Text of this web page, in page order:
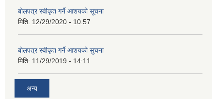
बोलपत्र स्वीकृत गर्ने आशयको सूचना
मिति: 12/29/2020 - 10:57
बोलपत्र स्वीकृत गर्ने आशयको सुचना
मिति: 11/29/2019 - 14:11
अन्य